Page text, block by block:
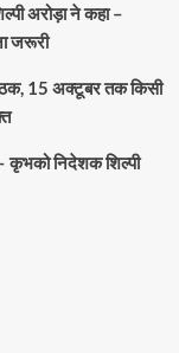
अरोड़ा ने कहा –
जरूरी
15 अक्टूबर तक किसी
कृभको निदेशक शिल्पी